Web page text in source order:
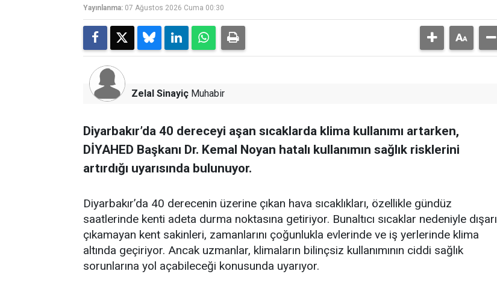
Yayınlanma: 07 Ağustos 2026 Cuma 00:30
Zelal Sinayiç Muhabir
Diyarbakır’da 40 dereceyi aşan sıcaklarda klima kullanımı artarken,
DİYAHED Başkanı Dr. Kemal Noyan hatalı kullanımın sağlık risklerini
artırdığı uyarısında bulunuyor.
Diyarbakır’da 40 derecenin üzerine çıkan hava sıcaklıkları, özellikle gündüz
saatlerinde kenti adeta durma noktasına getiriyor. Bunaltıcı sıcaklar nedeniyle dışarı
çıkamayan kent sakinleri, zamanlarını çoğunlukla evlerinde ve iş yerlerinde klima
altında geçiriyor. Ancak uzmanlar, klimaların bilinçsiz kullanımının ciddi sağlık
sorunlarına yol açabileceği konusunda uyarıyor.